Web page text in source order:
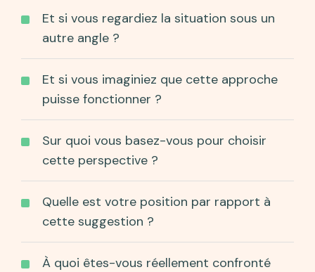
Et si vous regardiez la situation sous un
autre angle ?
Et si vous imaginiez que cette approche
puisse fonctionner ?
Sur quoi vous basez-vous pour choisir
cette perspective ?
Quelle est votre position par rapport à
cette suggestion ?
À quoi êtes-vous réellement confronté